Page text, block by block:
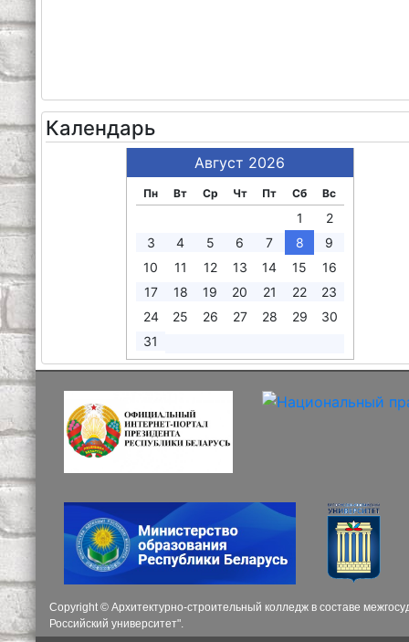
Календарь
Август 2026
Пн Вт Ср Чт Пт Сб Вс
1
2
3
4 5 6 7 8
9
10
11 12 13 14 15
16
17
18 19 20 21 22
23
24
25 26 27 28 29
30
31
Copyright © Архитектурно-строительный колледж в составе
Российский университет".